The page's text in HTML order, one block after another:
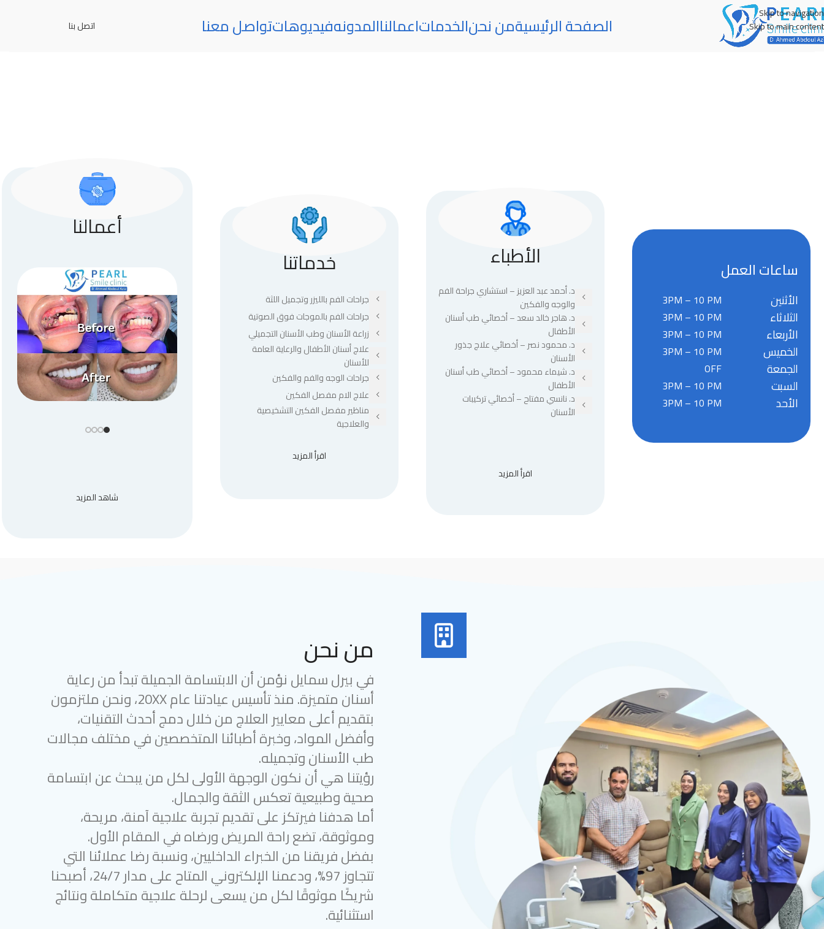
Skip to navigation
Skip to main content
الصفحة الرئيسيةمن نحنالخدماتاعمالناالمدونهفيديوهاتتواصل معنا اتصل بنا
ساعات العمل
3PM – 10 PM الأثنين
3PM – 10 PM الثلاثاء
3PM – 10 PM الأربعاء
3PM – 10 PM الخميس
OFF الجمعة
3PM – 10 PM السبت
3PM – 10 PM الأحد
الأطباء
د. أحمد عبد العزيز – استشاري جراحة الفم
والوجه والفكين
د. هاجر خالد سعد – أخصائي طب أسنان
الأطفال
د. محمود نصر – أخصائي علاج جذور
الأسنان
د. شيماء محمود – أخصائي طب أسنان
الأطفال
د. نانسي مفتاح – أخصائي تركيبات
الأسنان
اقرأ المزيد
خدماتنا
جراحات الفم بالليزر وتجميل اللثة
جراحات الفم بالموجات فوق الصوتية
زراعة الأسنان وطب الأسنان التجميلي
علاج أسنان الأطفال والرعاية العامة
للأسنان
جراحات الوجه والفم والفكين
علاج الام مفصل الفكين
مناظير مفصل الفكين التشخيصية
والعلاجية
اقرأ المزيد
أعمالنا
شاهد المزيد
من نحن
في بيرل سمايل نؤمن أن الابتسامة الجميلة تبدأ من رعاية
أسنان متميزة. منذ تأسيس عيادتنا عام 20XX، ونحن ملتزمون
بتقديم أعلى معايير العلاج من خلال دمج أحدث التقنيات،
وأفضل المواد، وخبرة أطبائنا المتخصصين في مختلف مجالات
طب الأسنان وتجميله.
رؤيتنا هي أن نكون الوجهة الأولى لكل من يبحث عن ابتسامة
صحية وطبيعية تعكس الثقة والجمال.
أما هدفنا فيرتكز على تقديم تجربة علاجية آمنة، مريحة،
وموثوقة، تضع راحة المريض ورضاه في المقام الأول.
بفضل فريقنا من الخبراء الداخليين، ونسبة رضا عملائنا التي
تتجاوز 97%، ودعمنا الإلكتروني المتاح على مدار 24/7، أصبحنا
شريكًا موثوقًا لكل من يسعى لرحلة علاجية متكاملة ونتائج
استثنائية.